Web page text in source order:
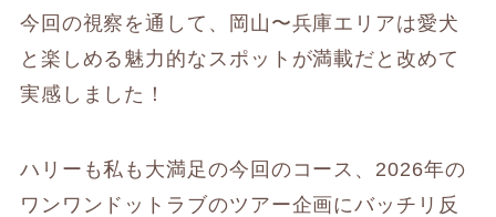
今回の視察を通して、岡山〜兵庫エリアは愛犬
と楽しめる魅力的なスポットが満載だと改めて
実感しました！
ハリーも私も大満足の今回のコース、2026年の
ワンワンドットラブのツアー企画にバッチリ反